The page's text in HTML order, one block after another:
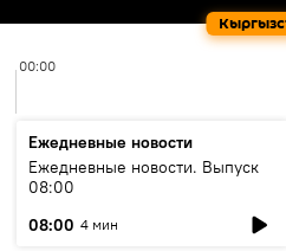
00:00
Ежедневные новости
Ежедневные новости. Выпуск
08:00
08:00 4 мин